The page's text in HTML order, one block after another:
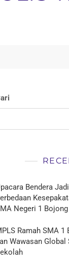
Bendera
Negeri 1 Bojong
Ramah SMA
Wawasan